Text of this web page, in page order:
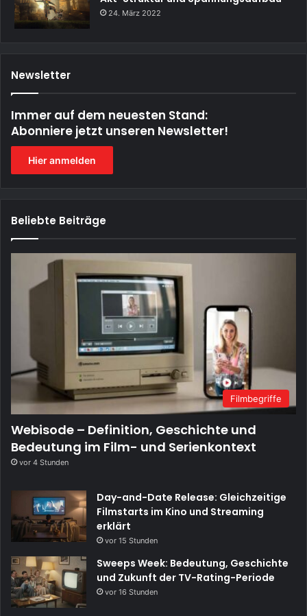
24. März 2022
Newsletter
Immer auf dem neuesten Stand:
Abonniere jetzt unseren Newsletter!
Hier anmelden
Beliebte Beiträge
Filmbegriffe
Webisode – Definition, Geschichte und
Bedeutung im Film- und Serienkontext
vor 4 Stunden
Day-and-Date Release: Gleichzeitige
Filmstarts im Kino und Streaming
erklärt
vor 15 Stunden
Sweeps Week: Bedeutung, Geschichte
und Zukunft der TV-Rating-Periode
vor 16 Stunden